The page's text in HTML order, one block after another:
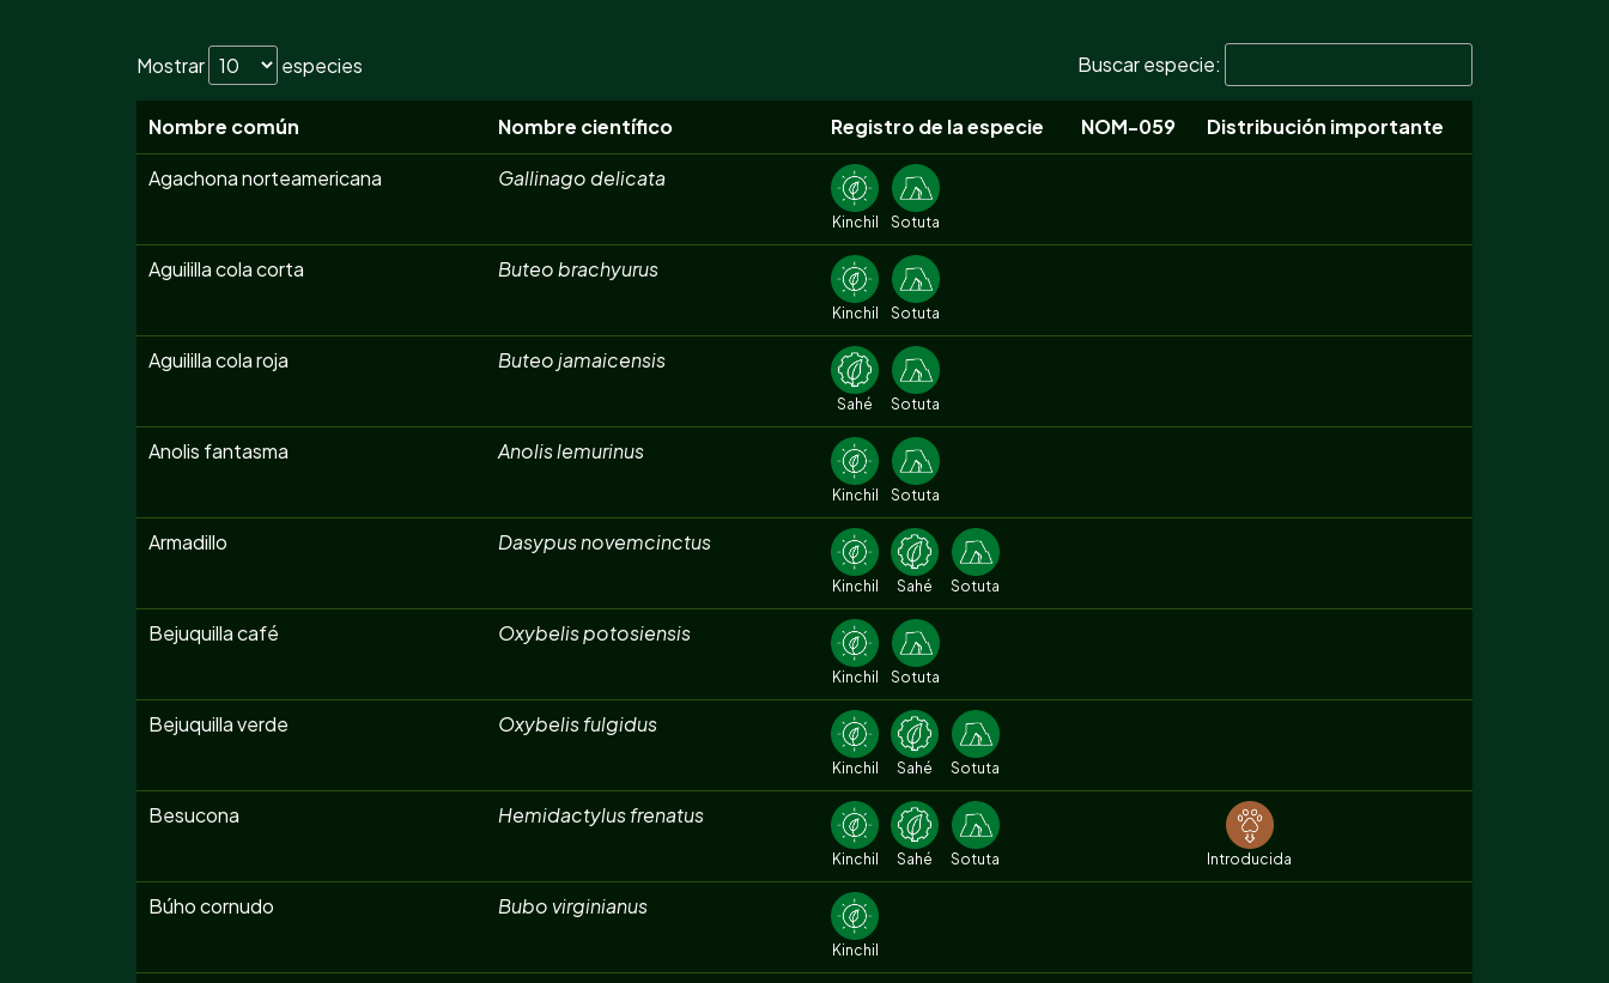
Mostrar especies Buscar especie:
Nombre común Nombre científico Registro de la especie NOM-059 Distribución importante
Agachona norteamericana Gallinago delicata
Kinchil Sotuta
Aguililla cola corta Buteo brachyurus
Kinchil Sotuta
Aguililla cola roja Buteo jamaicensis
Sahé Sotuta
Anolis fantasma Anolis lemurinus
Kinchil Sotuta
Armadillo Dasypus novemcinctus
Kinchil Sahé Sotuta
Bejuquilla café Oxybelis potosiensis
Kinchil Sotuta
Bejuquilla verde Oxybelis fulgidus
Kinchil Sahé Sotuta
Besucona Hemidactylus frenatus
Kinchil Sahé Sotuta Introducida
Búho cornudo Bubo virginianus
Kinchil